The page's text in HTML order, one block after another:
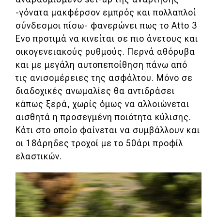
-γόνατα μακφέρσον εμπρός και πολλαπλοί
σύνδεσμοι πίσω- φανερώνει πως το Atto 3
Evo προτιμά να κινείται σε πιο άνετους και
οικογενειακούς ρυθμούς. Περνά αθόρυβα
και με μεγάλη αυτοπεποίθηση πάνω από
τις ανισομέρειες της ασφάλτου. Μόνο σε
διαδοχικές ανωμαλίες θα αντιδράσει
κάπως ξερά, χωρίς όμως να αλλοιώνεται
αισθητά η προσεγμένη ποιότητα κύλισης.
Κάτι στο οποίο φαίνεται να συμβάλλουν και
οι 18άρηδες τροχοί με το 50άρι προφίλ
ελαστικών.